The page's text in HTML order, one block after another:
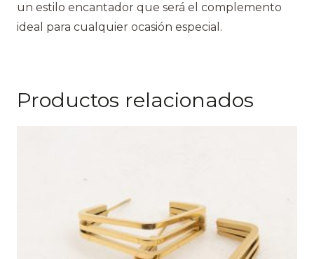
un estilo encantador que será el complemento
ideal para cualquier ocasión especial.
Productos relacionados